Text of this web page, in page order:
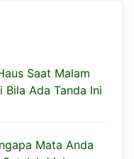
Saat Malam
Bila Ada Tanda Ini
Mata Anda